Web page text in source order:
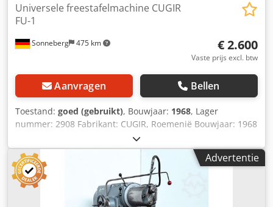
Sonneberg 475 km
Universele freestafelmachine CUGIR
FU-1
€ 2.600
Vaste prijs excl. btw
Aanvragen Bellen
Toestand: goed (gebruikt), Bouwjaar: 1968, Lager
nummer: 2908 Fabrikant: CUGIR, Roemenië Bouwjaar: 1968
Machinenummer: 3266 Type/Model: FU-1
Verplaatsingsbereik x-y-z: 700 - 370 - 250 mm Tafel: 1.250 x
320 mm Toerentalbereik: 30 tot 1.500 toeren/min Dodovc D
Apopfx Ankokr Spindelopname: SK 50 Voedingen: Snelle
verplaatsing: Aansluiting: 7,5 kW Accessoires/Uitrusting:
Staat: goed Gewicht: ca. 2,5 ton Afmetingen: 2.000 x 2.000 x
Advertentie